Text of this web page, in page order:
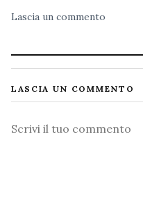
Lascia un commento
LASCIA UN COMMENTO
Commento